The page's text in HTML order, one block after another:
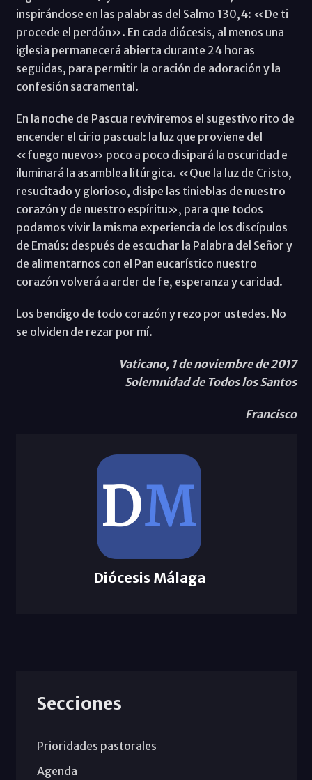
inspirándose en las palabras del Salmo 130,4: «De ti
procede el perdón». En cada diócesis, al menos una
iglesia permanecerá abierta durante 24 horas
seguidas, para permitir la oración de adoración y la
confesión sacramental.
En la noche de Pascua reviviremos el sugestivo rito de
encender el cirio pascual: la luz que proviene del
«fuego nuevo» poco a poco disipará la oscuridad e
iluminará la asamblea litúrgica. «Que la luz de Cristo,
resucitado y glorioso, disipe las tinieblas de nuestro
corazón y de nuestro espíritu», para que todos
podamos vivir la misma experiencia de los discípulos
de Emaús: después de escuchar la Palabra del Señor y
de alimentarnos con el Pan eucarístico nuestro
corazón volverá a arder de fe, esperanza y caridad.
Los bendigo de todo corazón y rezo por ustedes. No
se olviden de rezar por mí.
Vaticano, 1 de noviembre de 2017
Solemnidad de Todos los Santos
Francisco
Diócesis Málaga
Secciones
Prioridades pastorales
Agenda